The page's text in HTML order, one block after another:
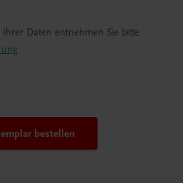
Daten entnehmen Sie bitte
.
bestellen